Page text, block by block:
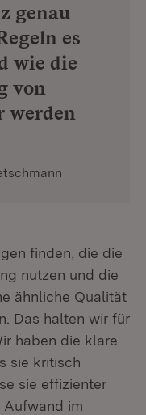
genau
es
wie die
von
werden
finden, die die
nutzen und die
ähnliche Qualität
Das halten wir für
haben die klare
sie kritisch
sie effizienter
im